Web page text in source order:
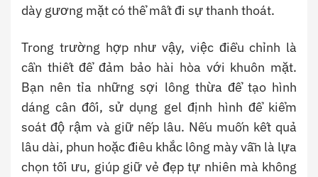
dày gương mặt có thể mất đi sự thanh thoát.
Trong trường hợp như vậy, việc điều chỉnh là
cần thiết để đảm bảo hài hòa với khuôn mặt.
Bạn nên tỉa những sợi lông thừa để tạo hình
dáng cân đối, sử dụng gel định hình để kiểm
soát độ rậm và giữ nếp lâu. Nếu muốn kết quả
lâu dài, phun hoặc điêu khắc lông mày vẫn là lựa
chọn tối ưu, giúp giữ vẻ đẹp tự nhiên mà không